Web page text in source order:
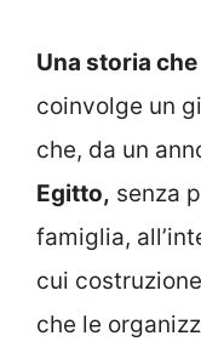
Una storia
coinvolge un
che, da un
Egitto, senza
famiglia,
cui
che le